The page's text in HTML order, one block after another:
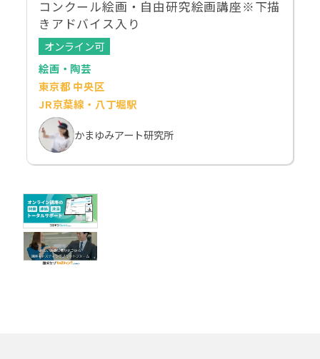
コンクール絵画・自由研究絵画講座※下描
きアドバイス入り
オンライン可
絵画・陶芸
東京都 中央区
JR京葉線・八丁堀駅
かまゆみアート研究所